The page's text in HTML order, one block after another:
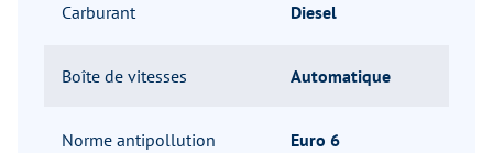
Carburant Diesel
Boîte de vitesses Automatique
Norme antipollution Euro 6